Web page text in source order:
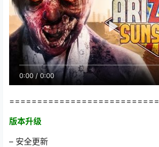
0:00/0:00
===========================
版本升级
– 安全更新